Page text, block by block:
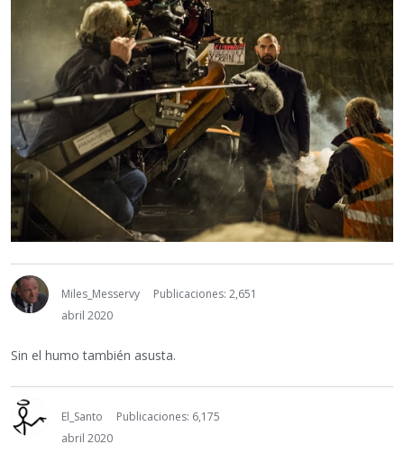
Miles_Messervy
Publicaciones: 2,651
abril 2020
Sin el humo también asusta.
El_Santo
Publicaciones: 6,175
abril 2020